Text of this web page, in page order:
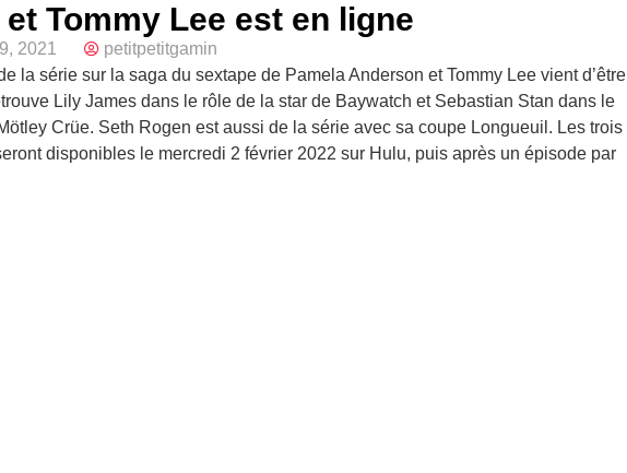
Tommy Lee est en ligne
2021
petitpetitgamin
la série sur la saga du sextape de Pamela Anderson et Tommy Lee vient d’être
Lily James dans le rôle de la star de Baywatch et Sebastian Stan dans le
Crüe. Seth Rogen est aussi de la série avec sa coupe Longueuil. Les trois
disponibles le mercredi 2 février 2022 sur Hulu, puis après un épisode par